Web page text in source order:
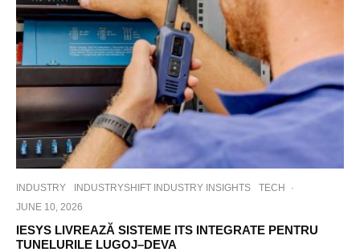
INDUSTRY INDUSTRYSHIFT INDUSTRY INSIGHTS TECH
·
JUNE 10, 2026
IESYS LIVREAZĂ SISTEME ITS INTEGRATE PENTRU
TUNELURILE LUGOJ–DEVA